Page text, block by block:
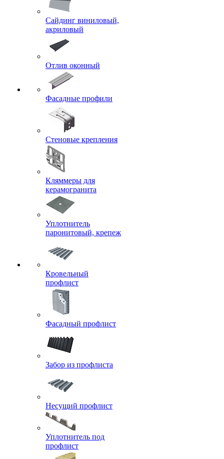
Сайдинг виниловый,
акриловый
Отлив оконный
Фасадные профили
Стеновые крепления
Кляммеры для
керамогранита
Уплотнитель
паронитовый, крепеж
Кровельный
профлист
Фасадный профлист
Забор из профлиста
Несущий профлист
Уплотнитель под
профлист